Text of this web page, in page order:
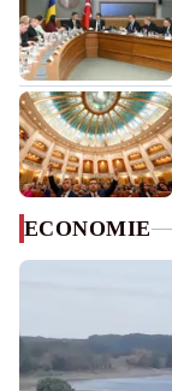
ECONOMIE